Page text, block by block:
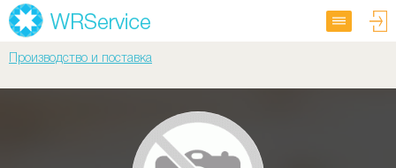
Производство и поставка